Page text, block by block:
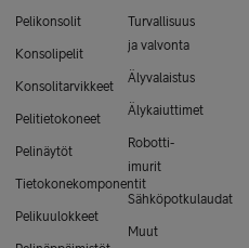
Pelikonsolit
Konsolipelit
Konsolitarvikkeet
Pelitietokoneet
Pelinäytöt
Tietokonekomponentit
Pelikuulokkeet
Turvallisuus
ja valvonta
Älyvalaistus
Älykaiuttimet
Robotti-
imurit
Sähköpotkulaudat
Muut